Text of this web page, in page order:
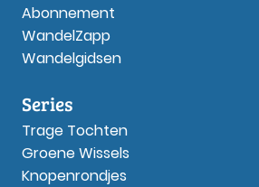
Abonnement
WandelZapp
Wandelgidsen
Series
Trage Tochten
Groene Wissels
Knopenrondjes